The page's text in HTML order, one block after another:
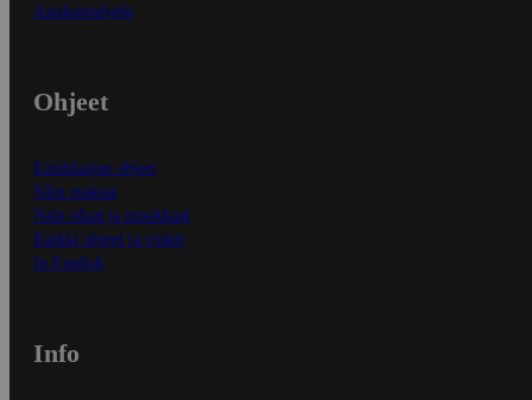
Asiakaspalvelu
Ohjeet
Ensitilaajan ohjeet
Näin maksat
Näin tilaat ja muokkaat
Kaikki ohjeet ja vinkit
In English
Info